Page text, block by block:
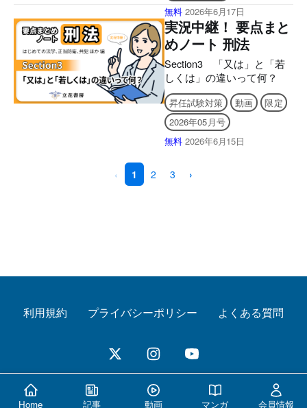
無料 2026年6月17日
実況中継！ 要点まと
めノート 刑法
Section3 「又は」と「若
しくは」の違いって何？
昇任試験対策 動画
限定
2026年05月号
無料 2026年6月15日
‹ 1 2 3 ›
Home 記事 動画 マンガ 会員情報
利用規約 プライバシーポリシー よくある質問
© 2026 警察公論オンライン All Rights Reserved.